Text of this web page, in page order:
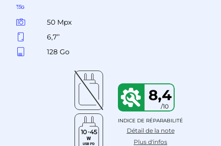
50 Mpx
6,7’’
128 Go
8,4
/10
INDICE DE RÉPARABILITÉ
Détail de la note
Plus d'infos
10 45